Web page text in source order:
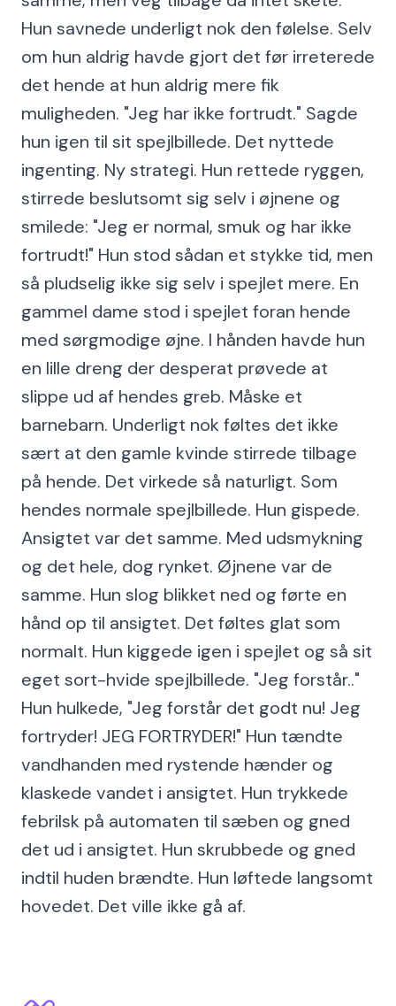
Hun savnede underligt nok den følelse. Selv
om hun aldrig havde gjort det før irreterede
det hende at hun aldrig mere fik
muligheden. "Jeg har ikke fortrudt." Sagde
hun igen til sit spejlbillede. Det nyttede
ingenting. Ny strategi. Hun rettede ryggen,
stirrede beslutsomt sig selv i øjnene og
smilede: "Jeg er normal, smuk og har ikke
fortrudt!" Hun stod sådan et stykke tid, men
så pludselig ikke sig selv i spejlet mere. En
gammel dame stod i spejlet foran hende
med sørgmodige øjne. I hånden havde hun
en lille dreng der desperat prøvede at
slippe ud af hendes greb. Måske et
barnebarn. Underligt nok føltes det ikke
sært at den gamle kvinde stirrede tilbage
på hende. Det virkede så naturligt. Som
hendes normale spejlbillede. Hun gispede.
Ansigtet var det samme. Med udsmykning
og det hele, dog rynket. Øjnene var de
samme. Hun slog blikket ned og førte en
hånd op til ansigtet. Det føltes glat som
normalt. Hun kiggede igen i spejlet og så sit
eget sort-hvide spejlbillede. "Jeg forstår.."
Hun hulkede, "Jeg forstår det godt nu! Jeg
fortryder! JEG FORTRYDER!" Hun tændte
vandhanden med rystende hænder og
klaskede vandet i ansigtet. Hun trykkede
febrilsk på automaten til sæben og gned
det ud i ansigtet. Hun skrubbede og gned
indtil huden brændte. Hun løftede langsomt
hovedet. Det ville ikke gå af.